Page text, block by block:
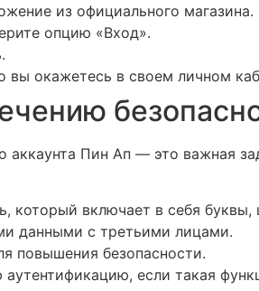
из официального магазина.
опцию «Вход».
вы окажетесь в своем личном
аккаунта Пин Ап — это важная
который включает в себя
данными с третьими лицами.
повышения безопасности.
если такая